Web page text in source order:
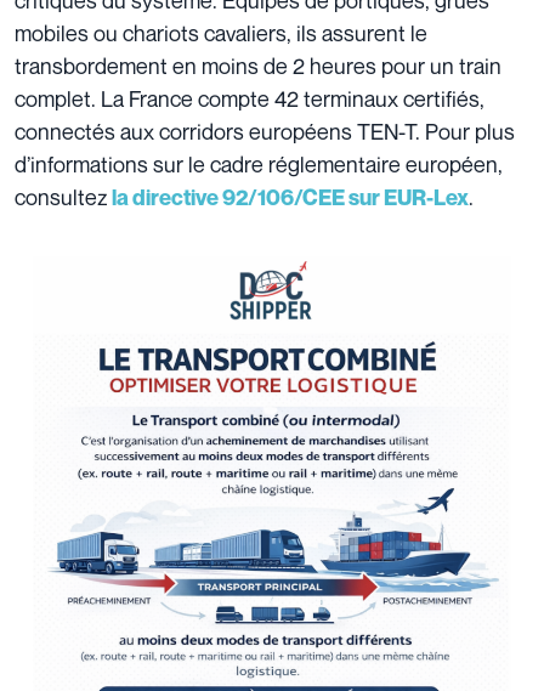
mobiles ou chariots cavaliers, ils assurent le
transbordement en moins de 2 heures pour un train
complet. La France compte 42 terminaux certifiés,
connectés aux corridors européens TEN-T. Pour plus
d’informations sur le cadre réglementaire européen,
consultezla directive 92/106/CEE sur EUR-Lex.